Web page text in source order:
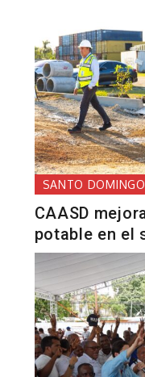
SANTO
CAASD
potable en el